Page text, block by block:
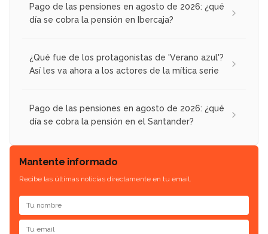
Pago de las pensiones en agosto de 2026: ¿qué
día se cobra la pensión en Ibercaja?
¿Qué fue de los protagonistas de 'Verano azul'?
Así les va ahora a los actores de la mítica serie
Pago de las pensiones en agosto de 2026: ¿qué
día se cobra la pensión en el Santander?
Mantente informado
Recibe las últimas noticias directamente en tu email.